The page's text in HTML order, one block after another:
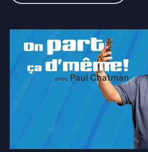
« Au-delà des 96 M$, c’est
» : Vincent Bourassa raconte les
Bergeron
Le service d’accouchement
l’Hôtel-Dieu d’Arthabaska